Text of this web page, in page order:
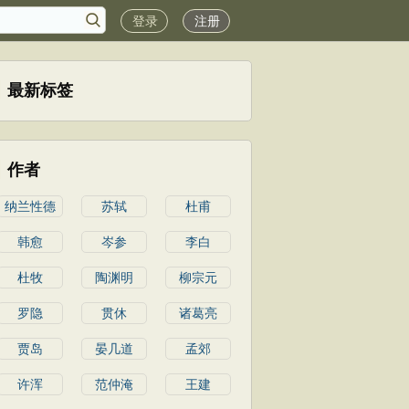
登录 注册
最新标签
作者
纳兰性德 苏轼 杜甫
韩愈 岑参 李白
杜牧 陶渊明 柳宗元
罗隐 贯休 诸葛亮
贾岛 晏几道 孟郊
许浑 范仲淹 王建